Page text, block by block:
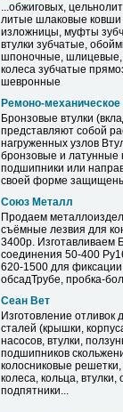
...обжиговых,
литые шлаковые ковши
изложницы, муфты
втулки зубчатые,
шпоночные, шлицевые,
колеса зубчатые
шевронные
Ремоно-механическое
Бронзовые втулки
представляют собой
нагруженных узлов
бронзовые и латунные
подшипники или
своей форме
Союз Металл
Продаем
съёмные лезвия для
3400р.
соединения 50-400
620-1500 для
обсадТрубе, пробка-
Сеан Вет
Изготовление отливок
сталей (крышки,
насосов, втулки,
подшипников
колосниковые
колеса, кольца, втулки,
подпятники...